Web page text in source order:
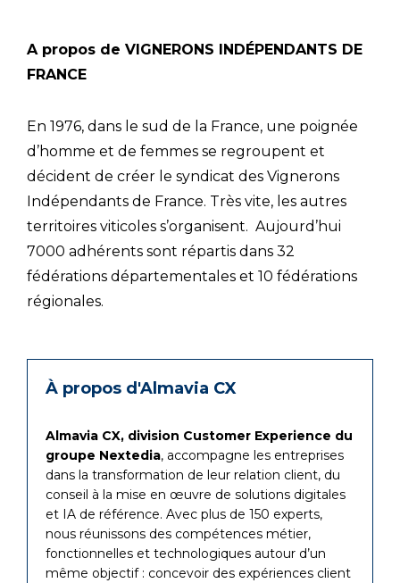
A propos de VIGNERONS INDÉPENDANTS DE
FRANCE
En 1976, dans le sud de la France, une poignée
d’homme et de femmes se regroupent et
décident de créer le syndicat des Vignerons
Indépendants de France. Très vite, les autres
territoires viticoles s’organisent. Aujourd’hui
7000 adhérents sont répartis dans 32
fédérations départementales et 10 fédérations
régionales.
À propos d'Almavia CX
Almavia CX, division Customer Experience du
groupe Nextedia, accompagne les entreprises
dans la transformation de leur relation client, du
conseil à la mise en œuvre de solutions digitales
et IA de référence. Avec plus de 150 experts,
nous réunissons des compétences métier,
fonctionnelles et technologiques autour d’un
même objectif : concevoir des expériences client